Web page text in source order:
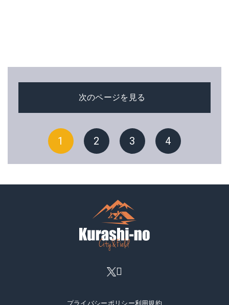
次のページを見る
1 2 3 4
プライバシーポリシー利用規約